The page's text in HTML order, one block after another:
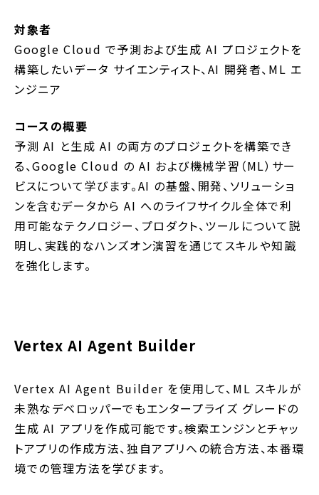
対象者
Google Cloud で予測および生成 AI プロジェクトを
構築したいデータ サイエンティスト、AI 開発者、ML エ
ンジニア
コースの概要
予測 AI と生成 AI の両方のプロジェクトを構築でき
る、Google Cloud の AI および機械学習（ML）サー
ビスについて学びます。AI の基盤、開発、ソリューショ
ンを含むデータから AI へのライフサイクル全体で利
用可能なテクノロジー、プロダクト、ツールについて説
明し、実践的なハンズオン演習を通じてスキルや知識
を強化します。
Vertex AI Agent Builder
Vertex AI Agent Builder を使用して、ML スキルが
未熟なデベロッパーでもエンタープライズ グレードの
生成 AI アプリを作成可能です。検索エンジンとチャッ
トアプリの作成方法、独自アプリへの統合方法、本番環
境での管理方法を学びます。